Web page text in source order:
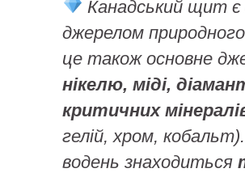
Канадський щит
джерелом
це також основне
нікелю, міді,
критичних
гелій, хром,
водень знаходиться